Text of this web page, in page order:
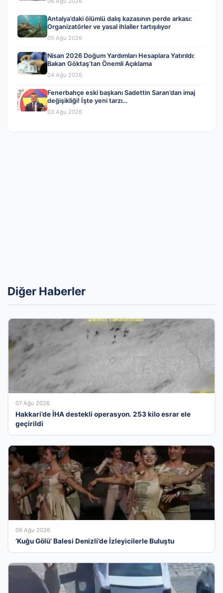
Antalya’daki ölümlü dalış kazasının perde arkası:
Organizatörler ve yasal ihlaller tartışılıyor
05 Ağu 2026
Nisan 2026 Doğum Yardımları Hesaplara Yatırıldı:
Bakan Göktaş’tan Önemli Açıklama
04 Ağu 2026
Fenerbahçe eski başkanı Sadettin Saran’dan imaj
değişikliği! İşte yeni tarzı…
03 Ağu 2026
Diğer Haberler
07 Ağu 2026
Hakkari’de İHA destekli operasyon. 253 kilo esrar ele
geçirildi
06 Ağu 2026
‘Kuğu Gölü’ Balesi Denizli’de İzleyicilerle Buluştu